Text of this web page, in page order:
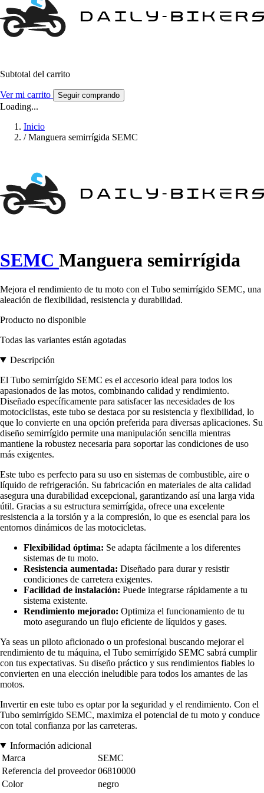
Subtotal del carrito
Ver mi carrito Seguir comprando
Loading...
Inicio
/ Manguera semirrígida SEMC
SEMC Manguera semirrígida
Mejora el rendimiento de tu moto con el Tubo semirrígido SEMC, una
aleación de flexibilidad, resistencia y durabilidad.
Producto no disponible
Todas las variantes están agotadas
Descripción
El Tubo semirrígido SEMC es el accesorio ideal para todos los
apasionados de las motos, combinando calidad y rendimiento.
Diseñado específicamente para satisfacer las necesidades de los
motociclistas, este tubo se destaca por su resistencia y flexibilidad, lo
que lo convierte en una opción preferida para diversas aplicaciones. Su
diseño semirrígido permite una manipulación sencilla mientras
mantiene la robustez necesaria para soportar las condiciones de uso
más exigentes.
Este tubo es perfecto para su uso en sistemas de combustible, aire o
líquido de refrigeración. Su fabricación en materiales de alta calidad
asegura una durabilidad excepcional, garantizando así una larga vida
útil. Gracias a su estructura semirrígida, ofrece una excelente
resistencia a la torsión y a la compresión, lo que es esencial para los
entornos dinámicos de las motocicletas.
Flexibilidad óptima: Se adapta fácilmente a los diferentes
sistemas de tu moto.
Resistencia aumentada: Diseñado para durar y resistir
condiciones de carretera exigentes.
Facilidad de instalación: Puede integrarse rápidamente a tu
sistema existente.
Rendimiento mejorado: Optimiza el funcionamiento de tu
moto asegurando un flujo eficiente de líquidos y gases.
Ya seas un piloto aficionado o un profesional buscando mejorar el
rendimiento de tu máquina, el Tubo semirrígido SEMC sabrá cumplir
con tus expectativas. Su diseño práctico y sus rendimientos fiables lo
convierten en una elección ineludible para todos los amantes de las
motos.
Invertir en este tubo es optar por la seguridad y el rendimiento. Con el
Tubo semirrígido SEMC, maximiza el potencial de tu moto y conduce
con total confianza por las carreteras.
Información adicional
Marca
SEMC
Referencia del proveedor 06810000
Color
negro